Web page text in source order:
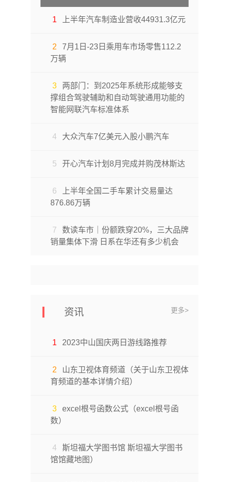
1 上半年汽车制造业营收44931.3亿元
2
7月1日-23日乘用车市场零售112.2
万辆
3
两部门：到2025年系统形成能够支
撑组合驾驶辅助和自动驾驶通用功能的
智能网联汽车标准体系
4 大众汽车7亿美元入股小鹏汽车
5 开心汽车计划8月完成并购茂林斯达
6
上半年全国二手车累计交易量达
876.86万辆
7
数读车市｜份额跌穿20%，三大品牌
销量集体下滑 日系在华还有多少机会
资讯 更多>
1 2023中山国庆两日游线路推荐
2
山东卫视体育频道（关于山东卫视体
育频道的基本详情介绍）
3
excel根号函数公式（excel根号函
数）
4
斯坦福大学图书馆 斯坦福大学图书
馆馆藏地图）